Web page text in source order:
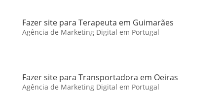
Fazer site para Terapeuta em Guimarães
Agência de Marketing Digital em Portugal
Fazer site para Transportadora em Oeiras
Agência de Marketing Digital em Portugal